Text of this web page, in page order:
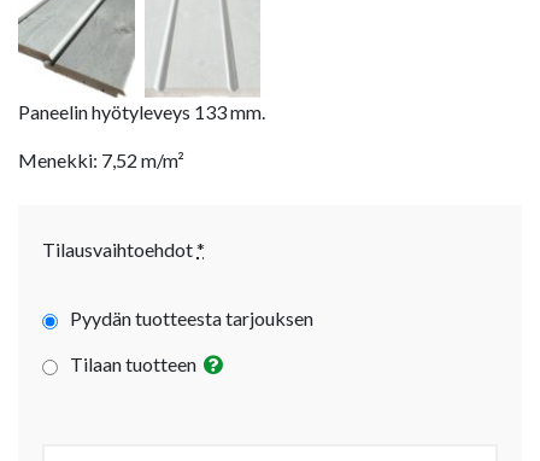
Paneelin hyötyleveys 133 mm.
Menekki: 7,52 m/m²
Tilausvaihtoehdot*
Pyydän tuotteesta tarjouksen
Tilaan tuotteen